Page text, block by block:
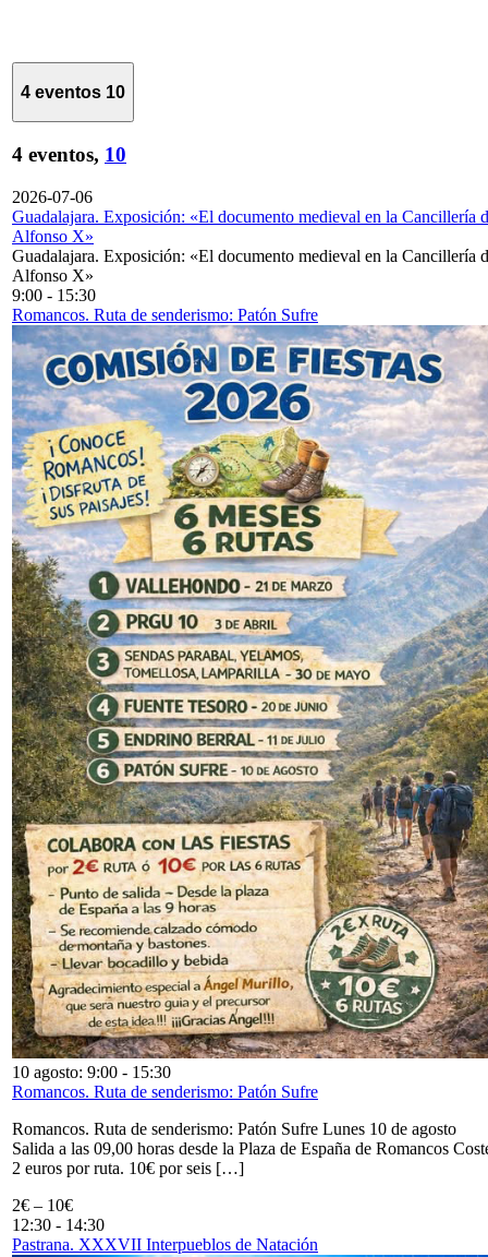
4 eventos 10
4 eventos, 10
2026-07-06
Guadalajara. Exposición: «El documento medieval en la Cancillería
Alfonso X»
Guadalajara. Exposición: «El documento medieval en la Cancillería
Alfonso X»
9:00 - 15:30
Romancos. Ruta de senderismo: Patón Sufre
10 agosto: 9:00 - 15:30
Romancos. Ruta de senderismo: Patón Sufre
Romancos. Ruta de senderismo: Patón Sufre Lunes 10 de agosto
Salida a las 09,00 horas desde la Plaza de España de Romancos
2 euros por ruta. 10€ por seis […]
2€ – 10€
12:30 - 14:30
Pastrana. XXXVII Interpueblos de Natación